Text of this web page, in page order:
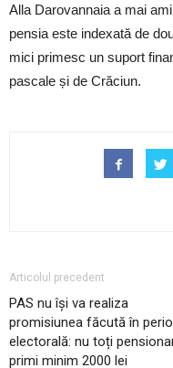
Alla Darovannaia a mai
pensia este indexată de
mici primesc un suport
pascale și de Crăciun.
Articolul precedent
PAS nu își va realiza
promisiunea făcută în
electorală: nu toți
primi minim 2000 lei